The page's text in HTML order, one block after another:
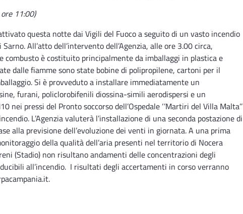
11:00)
questa notte dai Vigili del Fuoco a seguito di un vasto incendio
All’atto dell’intervento dell’Agenzia, alle ore 3.00 circa,
combusto è costituito principalmente da imballaggi in plastica e
dalle fiamme sono state bobine di polipropilene, cartoni per il
Si è provveduto a installare immediatamente un
furani, policlorobifenili diossina-simili aerodispersi e un
nei pressi del Pronto soccorso dell’Ospedale ‘’Martiri del Villa Malta’’
L’Agenzia valuterà l’installazione di una seconda postazione di
alla previsione dell’evoluzione dei venti in giornata. A una prima
della qualità dell’aria presenti nel territorio di Nocera
(Stadio) non risultano andamenti delle concentrazioni degli
all’incendio. I risultati degli accertamenti in corso verranno